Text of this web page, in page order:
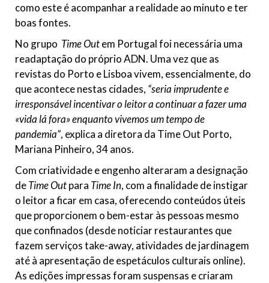
como este é acompanhar a realidade ao minuto e ter
boas fontes.
No grupo Time Outem Portugal foi necessária uma
readaptação do próprio ADN. Uma vez que as
revistas do Porto e Lisboa vivem, essencialmente, do
que acontece nestas cidades, “seria imprudente e
irresponsável incentivar o leitor a continuar a fazer uma
«vida lá fora» enquanto vivemos um tempo de
pandemia”, explica a diretora da Time Out Porto,
Mariana Pinheiro, 34 anos.
Com criatividade e engenho alteraram a designação
deTime Outpara Time In, com a finalidade de instigar
o leitor a ficar em casa, oferecendo conteúdos úteis
que proporcionem o bem-estar às pessoas mesmo
que confinados (desde noticiar restaurantes que
fazem serviços take-away, atividades de jardinagem
até à apresentação de espetáculos culturais online).
As edições impressas foram suspensas e criaram